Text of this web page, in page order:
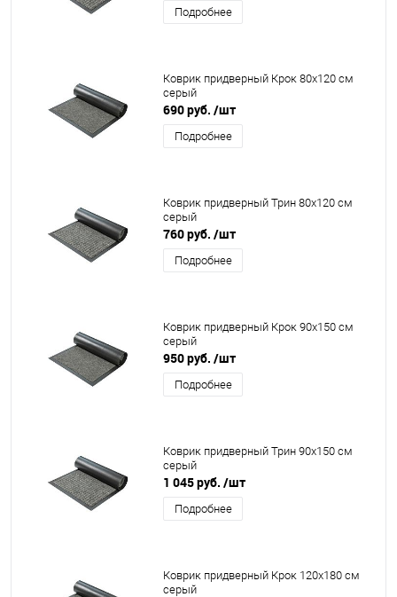
Подробнее
Коврик придверный Крок 80x120 см
серый
690 руб. /шт
Подробнее
Коврик придверный Трин 80x120 см
серый
760 руб. /шт
Подробнее
Коврик придверный Крок 90x150 см
серый
950 руб. /шт
Подробнее
Коврик придверный Трин 90x150 см
серый
1 045 руб. /шт
Подробнее
Коврик придверный Крок 120x180 см
серый